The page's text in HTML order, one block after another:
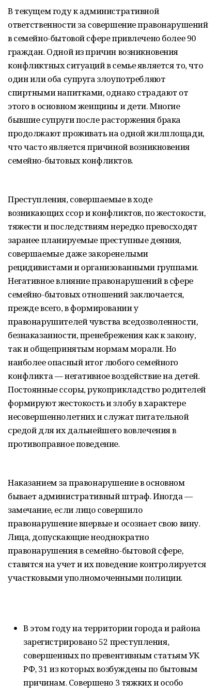
В текущем году к административной
ответственности за совершение правонарушений
в семейно-бытовой сфере привлечено более 90
граждан. Одной из причин возникновения
конфликтных ситуаций в семье является то, что
один или оба супруга злоупотребляют
спиртными напитками, однако страдают от
этого в основном женщины и дети. Многие
бывшие супруги после расторжения брака
продолжают проживать на одной жилплощади,
что часто является причиной возникновения
семейно-бытовых конфликтов.
Преступления, совершаемые в ходе
возникающих ссор и конфликтов, по жестокости,
тяжести и последствиям нередко превосходят
заранее планируемые преступные деяния,
совершаемые даже закоренелыми
рецидивистами и организованными группами.
Негативное влияние правонарушений в сфере
семейно-бытовых отношений заключается,
прежде всего, в формировании у
правонарушителей чувства вседозволенности,
безнаказанности, пренебрежения как к закону,
так и общепринятым нормам морали. Но
наиболее опасный итог любого семейного
конфликта — негативное воздействие на детей.
Постоянные ссоры, рукоприкладство родителей
формируют жестокость и злобу в характере
несовершеннолетних и служат питательной
средой для их дальнейшего вовлечения в
противоправное поведение.
Наказанием за правонарушение в основном
бывает административный штраф. Иногда —
замечание, если лицо совершило
правонарушение впервые и осознает свою вину.
Лица, допускающие неоднократно
правонарушения в семейно-бытовой сфере,
ставятся на учет и их поведение контролируется
участковыми уполномоченными полиции.
В этом году на территории города и района
зарегистрировано 52 преступления,
совершенных по превентивным статьям УК
РФ, 31 из которых возбуждены по бытовым
причинам. Совершено 3 тяжких и особо